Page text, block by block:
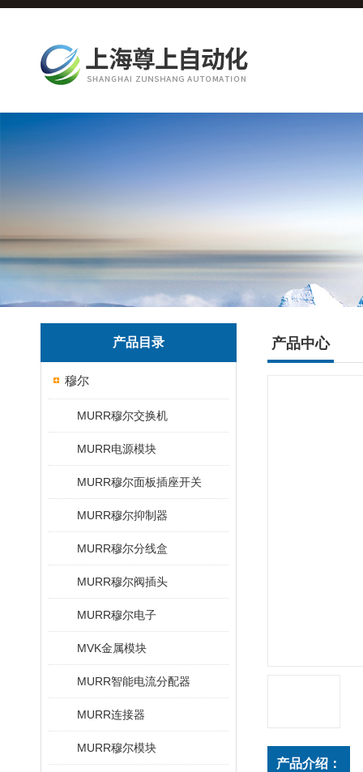
产品目录
穆尔
MURR穆尔交换机
MURR电源模块
MURR穆尔面板插座开关
MURR穆尔抑制器
MURR穆尔分线盒
MURR穆尔阀插头
MURR穆尔电子
MVK金属模块
MURR智能电流分配器
MURR连接器
MURR穆尔模块
产品中心
产品介绍：